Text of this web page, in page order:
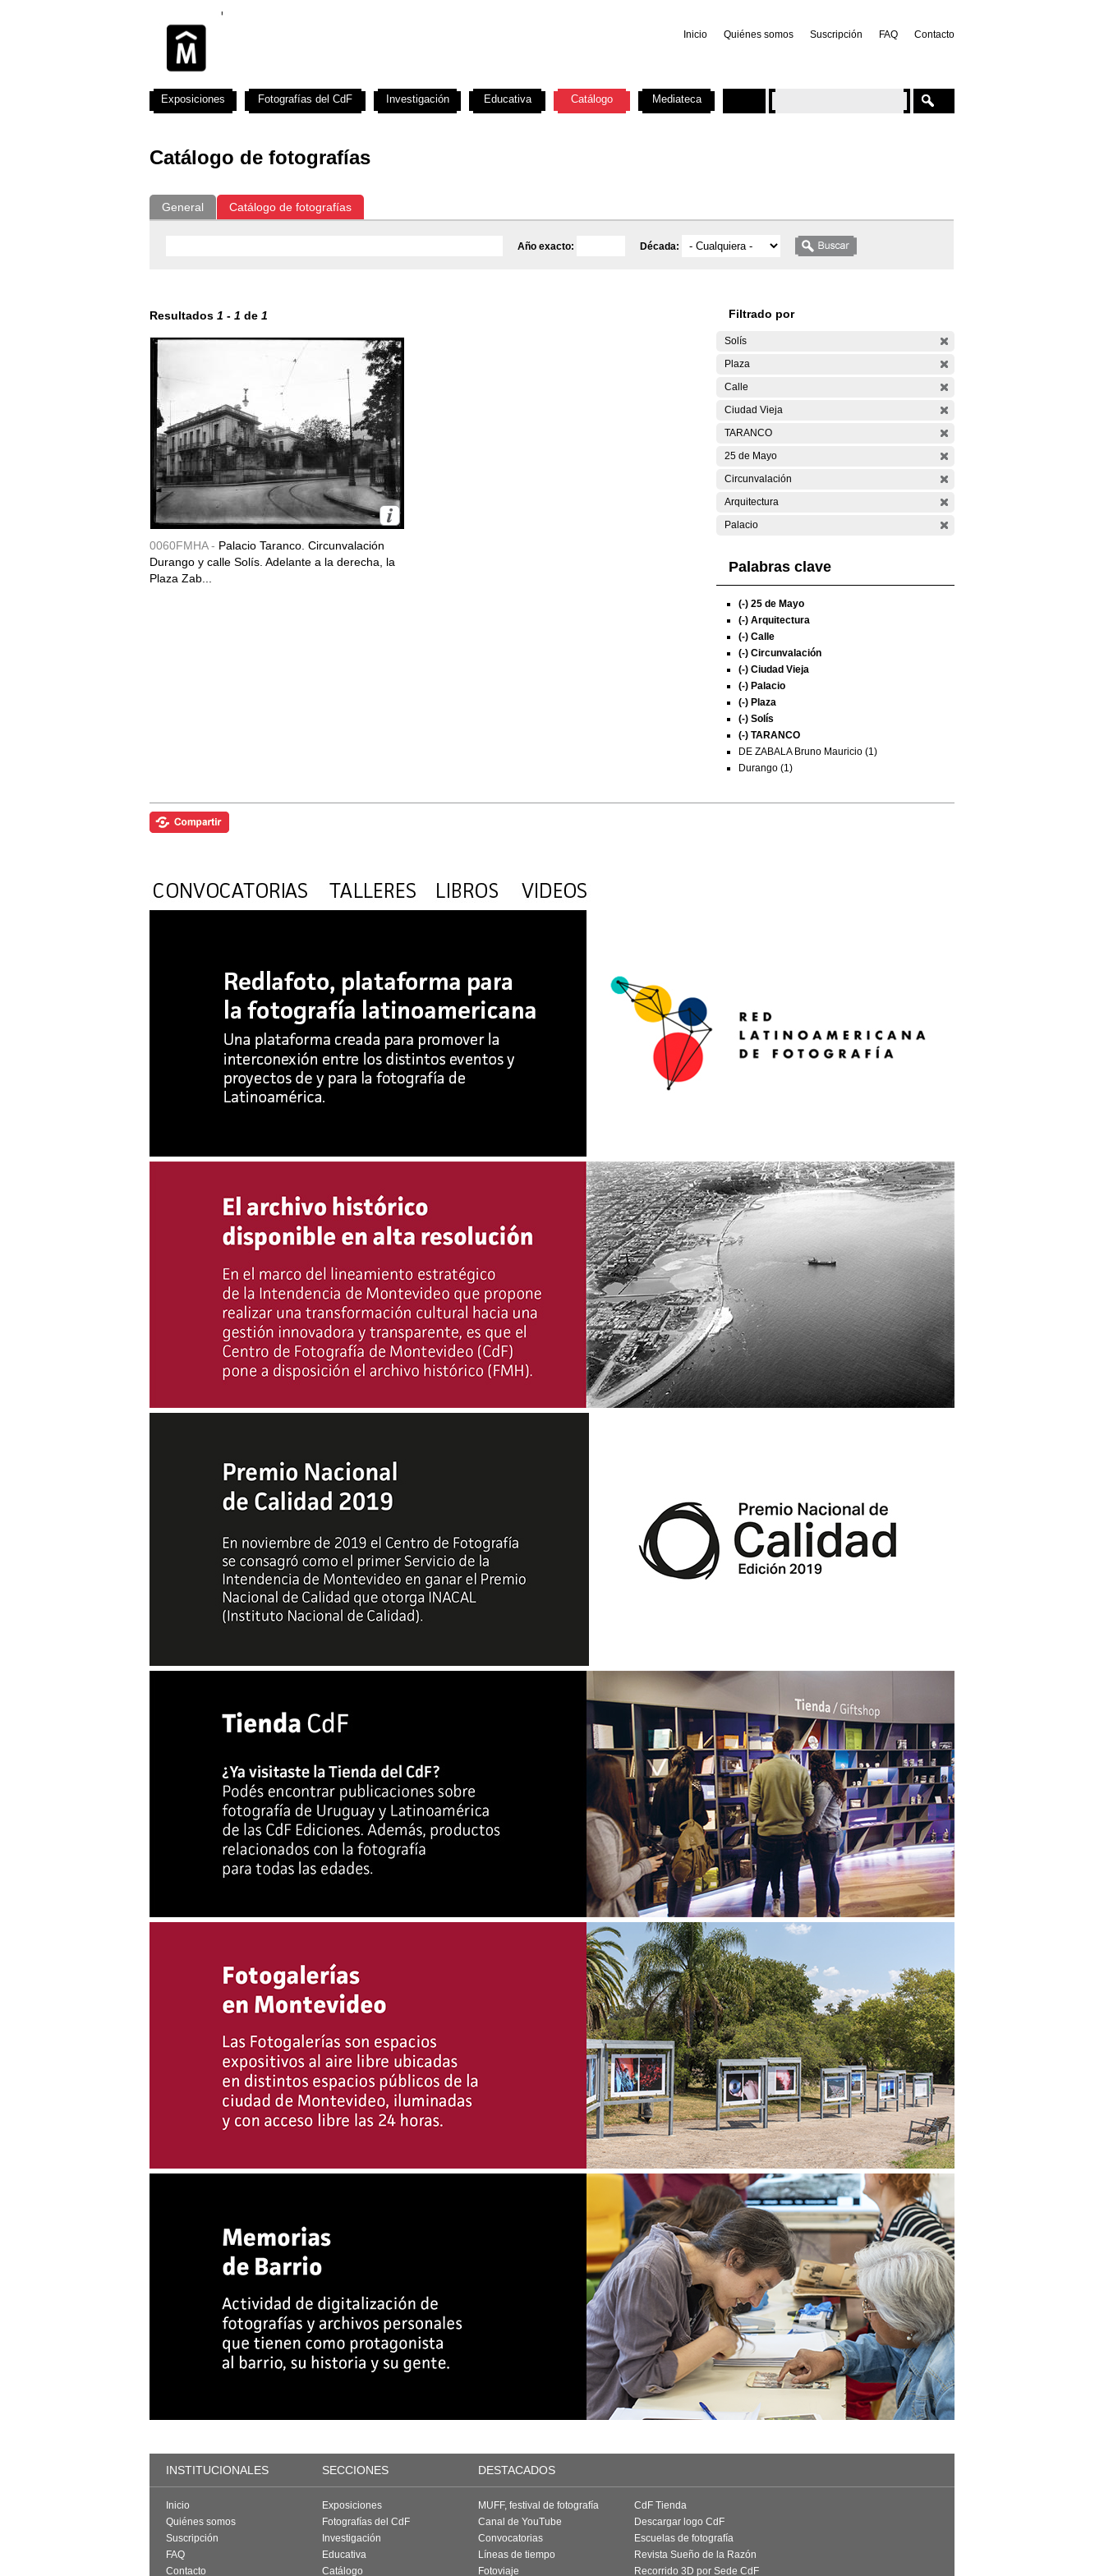
Inicio Quiénes somos Suscripción FAQ Contacto
Catálogo de fotografías
General Catálogo de fotografías
Año exacto: Década:
Resultados 1 - 1 de 1
0060FMHA - Palacio Taranco. Circunvalación
Durango y calle Solís. Adelante a la derecha, la
Plaza Zab...
Filtrado por
Solís
Plaza
Calle
Ciudad Vieja
TARANCO
25 de Mayo
Circunvalación
Arquitectura
Palacio
Palabras clave
(-) 25 de Mayo
(-) Arquitectura
(-) Calle
(-) Circunvalación
(-) Ciudad Vieja
(-) Palacio
(-) Plaza
(-) Solís
(-) TARANCO
DE ZABALA Bruno Mauricio (1)
Durango (1)
Exposiciones Fotografías del CdF Investigación Educativa Catálogo Mediateca
INSTITUCIONALES SECCIONES DESTACADOS
Inicio
Quiénes somos
Suscripción
FAQ
Contacto
Exposiciones
Fotografías del CdF
Investigación
Educativa
Catálogo
MUFF, festival de fotografía
Canal de YouTube
Convocatorias
Líneas de tiempo
Fotoviaje
CdF Tienda
Descargar logo CdF
Escuelas de fotografía
Revista Sueño de la Razón
Recorrido 3D por Sede CdF